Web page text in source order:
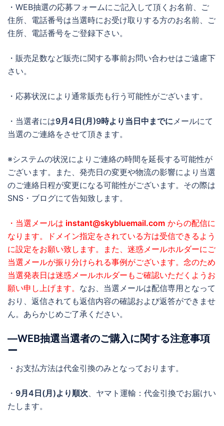
・WEB抽選の応募フォームにご記入して頂くお名前、ご
住所、電話番号は当選時にお受け取りする方のお名前、ご
住所、電話番号をご登録下さい。
・販売足数など販売に関する事前お問い合わせはご遠慮下
さい。
・応募状況により通常販売も行う可能性がございます。
・当選者には9月4日(月)9時より当日中までにメールにて
当選のご連絡をさせて頂きます。
※システムの状況によりご連絡の時間を延長する可能性が
ございます。また、発売日の変更や物流の影響により当選
のご連絡日程が変更になる可能性がございます。その際は
SNS・ブログにて告知致します。
・当選メールは instant@skybluemail.com からの配信に
なります。ドメイン指定をされている方は受信できるよう
に設定をお願い致します。また、迷惑メールホルダーにご
当選メールが振り分けられる事例がございます。念のため
当選発表日は迷惑メールホルダーもご確認いただくようお
願い申し上げます。 なお、当選メールは配信専用となって
おり、返信されても返信内容の確認および返答ができませ
ん。あらかじめご了承ください。
―WEB抽選当選者のご購入に関する注意事項
ー
・お支払方法は代金引換のみとなっております。
・ 9月4日(月)より順次、ヤマト運輸：代金引換でお届けい
たします。